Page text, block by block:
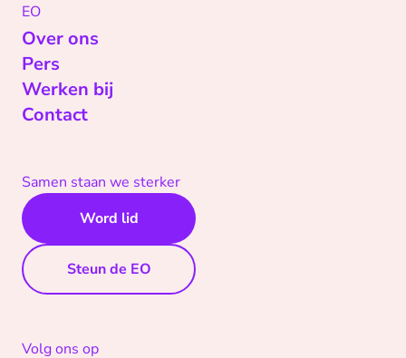
EO
Over ons
Pers
Werken bij
Contact
Samen staan we sterker
Word lid
Steun de EO
Volg ons op